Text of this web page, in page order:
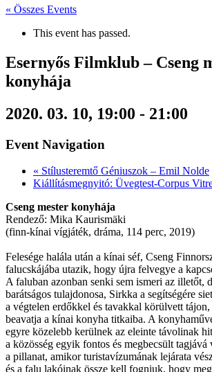
« Összes Events
This event has passed.
Esernyős Filmklub – Cseng
konyhája
2020. 03. 10, 19:00 - 21:00
Event Navigation
« Stílusteremtő Géniuszok – Emil Nolde
Kiállításmegnyitó: Üvegtest-Corpus
Cseng mester konyhája
Rendező: Mika Kaurismäki
(finn-kínai vígjáték, dráma, 114 perc, 2019)
Felesége halála után a kínai séf, Cseng
falucskájába utazik, hogy újra felvegye a
A faluban azonban senki sem ismeri az illetőt,
barátságos tulajdonosa, Sirkka a segítségére
a végtelen erdőkkel és tavakkal körülvett tájon,
beavatja a kínai konyha titkaiba. A
egyre közelebb kerülnek az eleinte távolinak
a közösség egyik fontos és megbecsült
a pillanat, amikor turistavízumának lejárata
és a falu lakóinak össze kell fogniuk, hogy